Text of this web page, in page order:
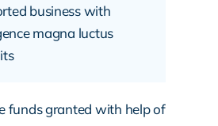
business with
magna luctus
funds granted with help of